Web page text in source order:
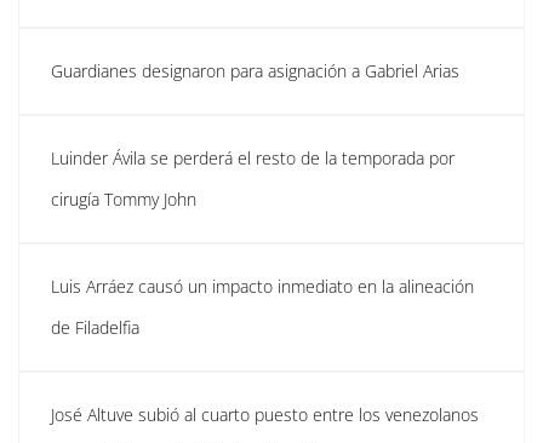
Guardianes designaron para asignación a Gabriel Arias
Luinder Ávila se perderá el resto de la temporada por
cirugía Tommy John
Luis Arráez causó un impacto inmediato en la alineación
de Filadelfia
José Altuve subió al cuarto puesto entre los venezolanos